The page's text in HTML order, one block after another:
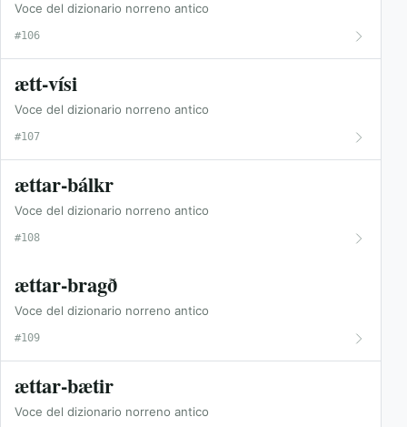
Voce del dizionario norreno antico
#106
ætt-vísi
Voce del dizionario norreno antico
#107
ættar-bálkr
Voce del dizionario norreno antico
#108
ættar-bragð
Voce del dizionario norreno antico
#109
ættar-bætir
Voce del dizionario norreno antico